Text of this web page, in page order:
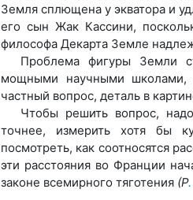
Земля сплющена у экватора и
его сын Жак Кассини,
философа Декар­та Земле
Проблема фигуры Земли
мощными научными школами,
частный вопрос, деталь в
Чтобы решить вопрос,
точнее, измерить хотя бы
посмотреть, как соотносятся
эти расстояния во Франции
законе всемирного тяготения (Р.